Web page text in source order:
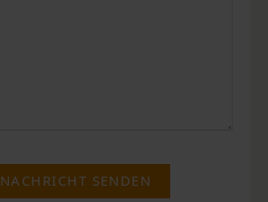
NACHRICHT SENDEN